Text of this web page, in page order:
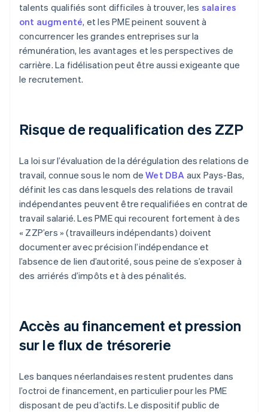
talents qualifiés sont difficiles à trouver, les salaires
ont augmenté, et les PME peinent souvent à
concurrencer les grandes entreprises sur la
rémunération, les avantages et les perspectives de
carrière. La fidélisation peut être aussi exigeante que
le recrutement.
Risque de requalification des ZZP
La loi sur l’évaluation de la dérégulation des relations de
travail, connue sous le nom deWet DBA aux Pays-Bas,
définit les cas dans lesquels des relations de travail
indépendantes peuvent être requalifiées en contrat de
travail salarié. Les PME qui recourent fortement à des
« ZZP’ers » (travailleurs indépendants) doivent
documenter avec précision l’indépendance et
l’absence de lien d’autorité, sous peine de s’exposer à
des arriérés d’impôts et à des pénalités.
Accès au financement et pression
sur le flux de trésorerie
Les banques néerlandaises restent prudentes dans
l’octroi de financement, en particulier pour les PME
disposant de peu d’actifs. Le dispositif public de